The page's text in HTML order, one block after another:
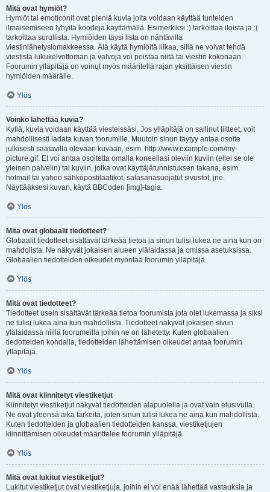
Mitä ovat hymiöt?
Hymiöt tai emoticonit ovat pieniä kuvia joita voidaan käyttää tunteiden
ilmaisemiseen lyhyitä koodeja käyttämällä. Esimerkiksi :) tarkoittaa iloista ja :(
tarkoittaa surullista. Hymiöiden täysi lista on nähtävillä
viestinlähetyslomakkeessa. Älä käytä hymiöitä liikaa, sillä ne voivat tehdä
viestistä lukukelvottoman ja valvoja voi poistaa niitä tai viestin kokonaan.
Foorumin ylläpitäjä on voinut myös määritellä rajan yksittäisen viestin
hymiöiden määrälle.
Ylös
Voinko lähettää kuvia?
Kyllä, kuvia voidaan käyttää viesteissäsi. Jos ylläpitäjä on sallinut liitteet, voit
mahdollisesti ladata kuvan foorumille. Muutoin sinun täytyy antaa osoite
julkisesti saatavilla olevaan kuvaan, esim. http://www.example.com/my-
picture.gif. Et voi antaa osoitetta omalla koneellasi oleviin kuviin (ellei se ole
yleinen palvelin) tai kuviin, jotka ovat käyttäjätunnistuksen takana, esim.
hotmail tai yahoo sähköpostilaatikot, salasanasuojatut sivustot, jne.
Näyttääksesi kuvan, käytä BBCoden [img]-tagia.
Ylös
Mitä ovat globaalit tiedotteet?
Globaalit tiedotteet sisältävät tärkeää tietoa ja sinun tulisi lukea ne aina kun on
mahdolista. Ne näkyvät jokaisen alueen ylälaidassa ja omissa asetuksissa.
Globaalien tiedotteiden oikeudet myöntää foorumin ylläpitäjä.
Ylös
Mitä ovat tiedotteet?
Tiedotteet usein sisältävät tärkeää tietoa foorumista jota olet lukemassa ja siksi
ne tulisi lukea aina kun mahdollista. Tiedotteet näkyvät jokaisen sivun
ylälaidassa niillä foorumeilla joihin ne on lähetetty. Kuten globaalien
tiedotteiden kohdalla, tiedotteiden lähettämisen oikeudet antaa foorumin
ylläpitäjä.
Ylös
Mitä ovat kiinnitetyt viestiketjut
Kiinnitetyt viestiketjut näkyvät tiedotteiden alapuolella ja ovat vain etusivulla.
Ne ovat yleensä aika tärkeitä, joten sinun tulisi lukea ne aina kun mahdollista.
Kuten tiedotteiden ja globaalien tiedotteiden kanssa, viestiketjujen
kiinnittämisen oikeudet määrittelee foorumin ylläpitäjä.
Ylös
Mitä ovat lukitut viestiketjut?
Lukitut viestiketjut ovat viestiketjuja, joihin ei voi enää lähettää vastauksia ja